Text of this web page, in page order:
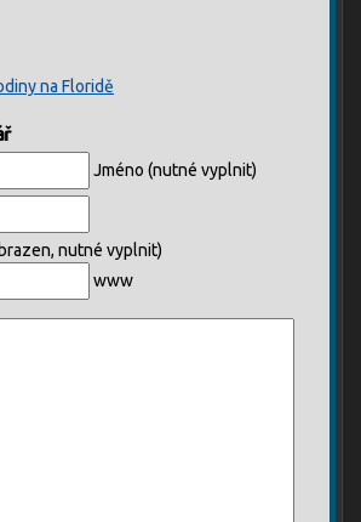
na Floridě
Jméno (nutné vyplnit)
nutné vyplnit)
www